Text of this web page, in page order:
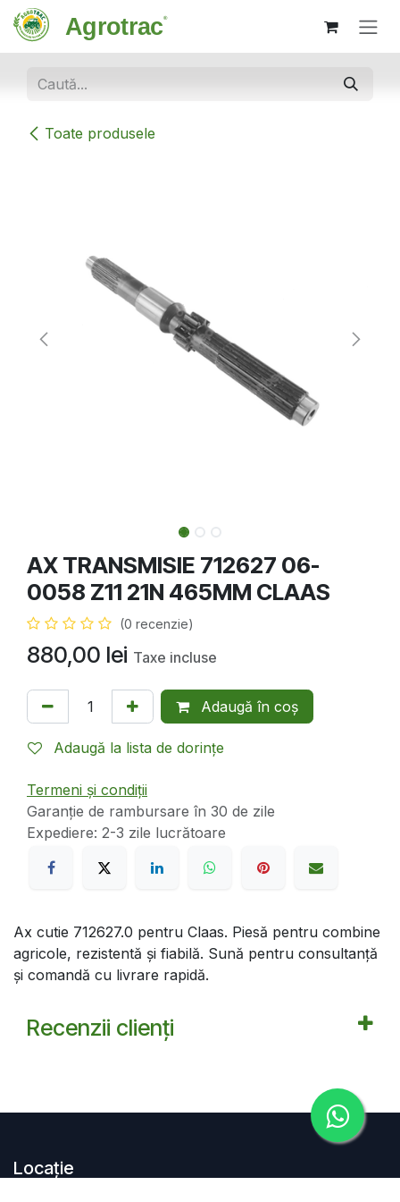
Sari la conținut
Toate produsele
AX TRANSMISIE 712627 06-
0058 Z11 21N 465MM CLAAS
(0 recenzie)
880,00 lei Taxe incluse
Adaugă în coș
Adaugă la lista de dorințe
Termeni și condiții
Garanție de rambursare în 30 de zile
Expediere: 2-3 zile lucrătoare
Ax cutie 712627.0 pentru Claas. Piesă pentru combine
agricole, rezistentă și fiabilă. Sună pentru consultanță
și comandă cu livrare rapidă.
Recenzii clienți
Locație